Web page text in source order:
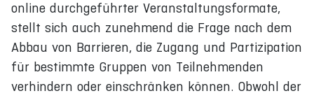
online durchgeführter Veranstaltungsformate,
stellt sich auch zunehmend die Frage nach dem
Abbau von Barrieren, die Zugang und Partizipation
für bestimmte Gruppen von Teilnehmenden
verhindern oder einschränken können. Obwohl der